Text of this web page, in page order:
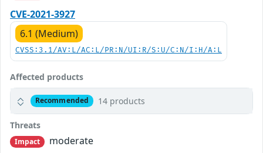
CVE-2021-3927
6.1 (Medium)
CVSS:3.1/AV:L/AC:L/PR:N/UI:R/S:U/C:N/I:H/A:L
Affected products
Recommended 14 products
Threats
Impact
moderate